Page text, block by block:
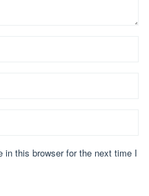
in this browser for the next time I